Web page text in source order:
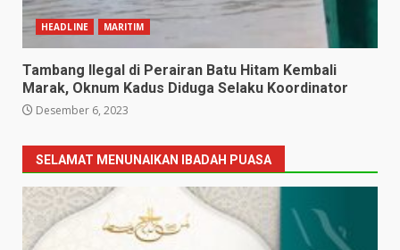
HEADLINE MARITIM
Tambang Ilegal di Perairan Batu Hitam Kembali
Marak, Oknum Kadus Diduga Selaku Koordinator
Desember 6, 2023
SELAMAT MENUNAIKAN IBADAH PUASA